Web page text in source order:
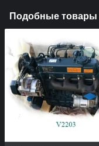
Подобные товары